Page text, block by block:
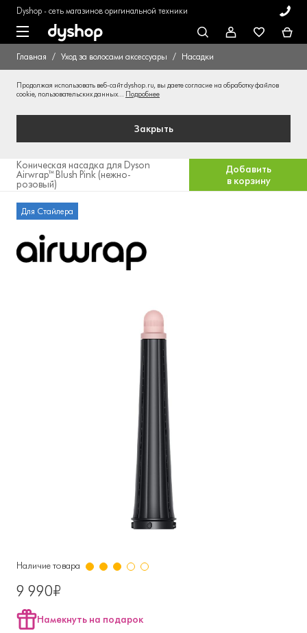
Dyshop - сеть магазинов оригинальной техники
Главная Уход за волосами аксессуары Насадки
Продолжая использовать веб-сайт dyshop.ru, вы даете согласие на обработку файлов
cookie, пользовательских данных... Подробнее
Закрыть
Коническая насадка для Dyson
Airwrap™ Blush Pink (нежно-
розовый)
Добавить
в корзину
Для Стайлера
Наличие товара
9 990₽
Намекнуть на подарок